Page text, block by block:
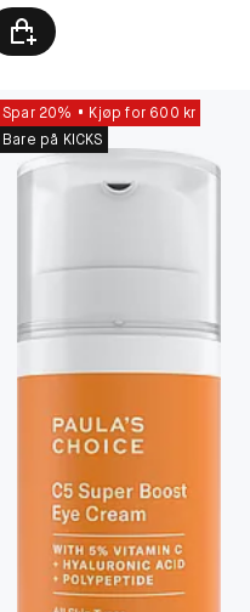
Spar 20%
Kjøp for 600 kr
Bare på KICKS